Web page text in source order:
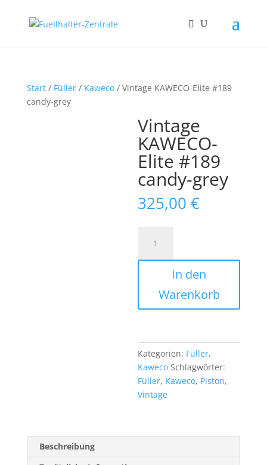
Start/ Füller/ Kaweco/ Vintage KAWECO-Elite #189
candy-grey
Vintage
KAWECO-
Elite #189
candy-grey
325,00€
KAWECO-
Elite
candy-
In den
Warenkorb
Kategorien: Füller,
Kaweco Schlagwörter:
Füller, Kaweco, Piston,
Vintage
Beschreibung